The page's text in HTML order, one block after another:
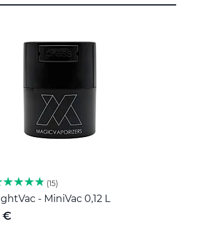
15
- MiniVac 0,12 L
€